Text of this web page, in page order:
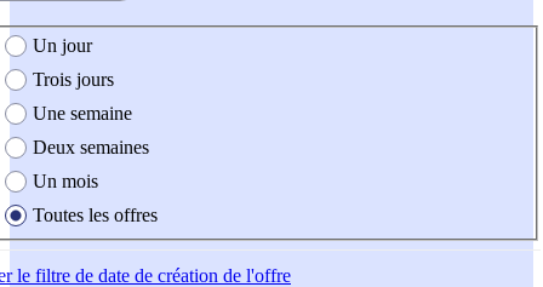
création de l'offre
Un jour
Trois jours
Une semaine
Deux semaines
Un mois
Toutes les offres
le filtre de date de création de l'offre